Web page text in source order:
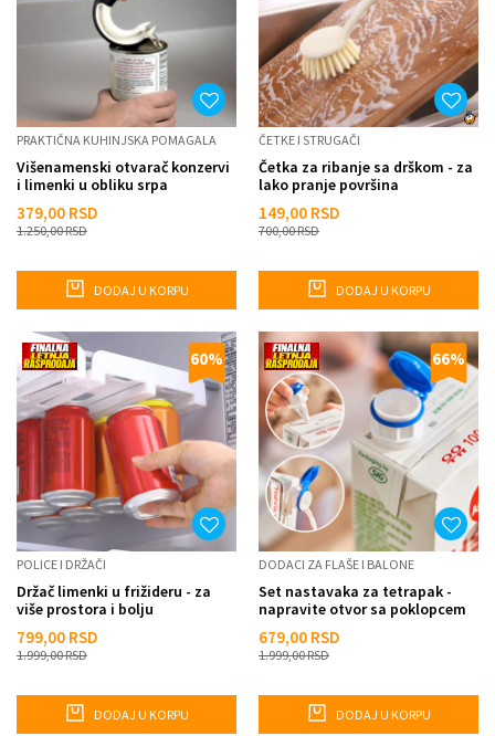
PRAKTIČNA KUHINJSKA POMAGALA
Višenamenski otvarač konzervi
i limenki u obliku srpa
379,00 RSD
1.250,00RSD
DODAJ U KORPU
ČETKE I STRUGAČI
Četka za ribanje sa drškom - za
lako pranje površina
149,00 RSD
700,00RSD
DODAJ U KORPU
60%
POLICE I DRŽAČI
Držač limenki u frižideru - za
više prostora i bolju
799,00 RSD
1.999,00RSD
DODAJ U KORPU
66%
DODACI ZA FLAŠE I BALONE
Set nastavaka za tetrapak -
napravite otvor sa poklopcem
679,00 RSD
1.999,00RSD
DODAJ U KORPU